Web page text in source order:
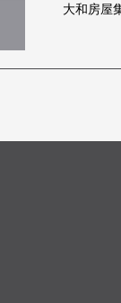
大和房屋